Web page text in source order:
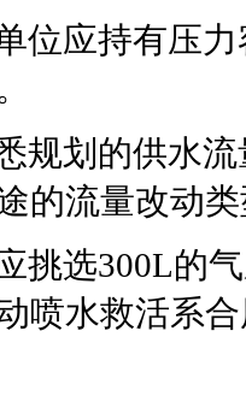
位应持有压
规划的供水
的流量改动
挑选300L的
喷水救活系